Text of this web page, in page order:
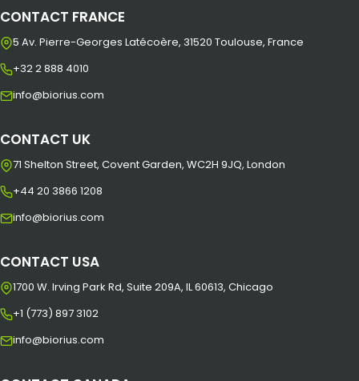
CONTACT FRANCE
5 Av. Pierre-Georges Latécoère, 31520 Toulouse, France
+32 2 888 4010
info@biorius.com
CONTACT UK
71 Shelton Street, Covent Garden, WC2H 9JQ, London
+44 20 3866 1208
info@biorius.com
CONTACT USA
1700 W. Irving Park Rd, Suite 209A, IL 60613, Chicago
+1 (773) 897 3102
info@biorius.com